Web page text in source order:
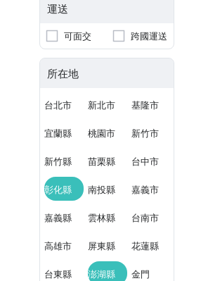
運送
可面交 跨國運送
所在地
台北市 新北市 基隆市
宜蘭縣 桃園市 新竹市
新竹縣 苗栗縣 台中市
彰化縣 南投縣 嘉義市
嘉義縣 雲林縣 台南市
高雄市 屏東縣 花蓮縣
台東縣 澎湖縣 金門